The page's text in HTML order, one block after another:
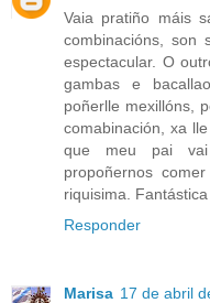
Vaia pratiño máis
combinacións,
espectacular. O
gambas e
poñerlle mexillóns,
comabinación, xa
que meu pai vai
propoñernos
riquisima.
Responder
Marisa 17 de abril